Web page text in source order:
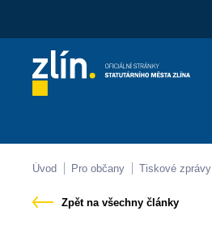
Kontakty
Úvod Pro občany Tiskové zprávy
Zpět na všechny články